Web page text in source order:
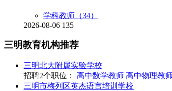
学科教师（34）
2026-08-06 135
三明教育机构推荐
三明北大附属实验学校
招聘2个职位：
高中数学教师 高中物理教
三明市梅列区英杰语言培训学校